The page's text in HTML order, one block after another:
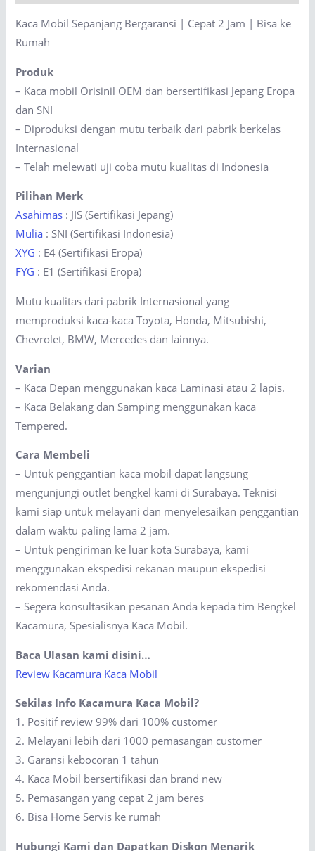
|
Bisa
ke
Rumah
quantity
Kaca Mobil Sepanjang Bergaransi | Cepat 2 Jam | Bisa ke
Rumah
Produk
– Kaca mobil Orisinil OEM dan bersertifikasi Jepang Eropa
dan SNI
– Diproduksi dengan mutu terbaik dari pabrik berkelas
Internasional
– Telah melewati uji coba mutu kualitas di Indonesia
Pilihan Merk
Asahimas : JIS (Sertifikasi Jepang)
Mulia : SNI (Sertifikasi Indonesia)
XYG : E4 (Sertifikasi Eropa)
FYG : E1 (Sertifikasi Eropa)
Mutu kualitas dari pabrik Internasional yang
memproduksi kaca-kaca Toyota, Honda, Mitsubishi,
Chevrolet, BMW, Mercedes dan lainnya.
Varian
– Kaca Depan menggunakan kaca Laminasi atau 2 lapis.
– Kaca Belakang dan Samping menggunakan kaca
Tempered.
Cara Membeli
– Untuk penggantian kaca mobil dapat langsung
mengunjungi outlet bengkel kami di Surabaya. Teknisi
kami siap untuk melayani dan menyelesaikan penggantian
dalam waktu paling lama 2 jam.
– Untuk pengiriman ke luar kota Surabaya, kami
menggunakan ekspedisi rekanan maupun ekspedisi
rekomendasi Anda.
– Segera konsultasikan pesanan Anda kepada tim Bengkel
Kacamura, Spesialisnya Kaca Mobil.
Baca Ulasan kami disini…
Review Kacamura Kaca Mobil
Sekilas Info Kacamura Kaca Mobil?
1. Positif review 99% dari 100% customer
2. Melayani lebih dari 1000 pemasangan customer
3. Garansi kebocoran 1 tahun
4. Kaca Mobil bersertifikasi dan brand new
5. Pemasangan yang cepat 2 jam beres
6. Bisa Home Servis ke rumah
Hubungi Kami dan Dapatkan Diskon Menarik